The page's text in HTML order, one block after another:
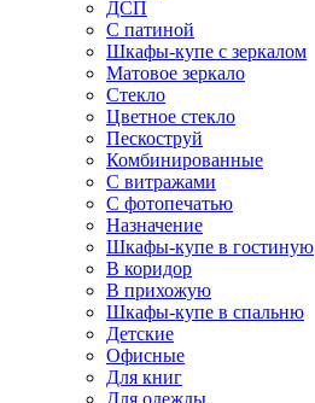
ДСП
С патиной
Шкафы-купе с зеркалом
Матовое зеркало
Стекло
Цветное стекло
Пескоструй
Комбинированные
С витражами
С фотопечатью
Назначение
Шкафы-купе в гостиную
В коридор
В прихожую
Шкафы-купе в спальню
Детские
Офисные
Для книг
Для одежды